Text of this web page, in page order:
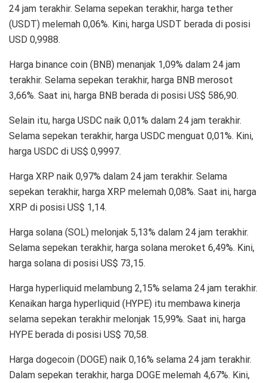
24 jam terakhir. Selama sepekan terakhir, harga tether
(USDT) melemah 0,06%. Kini, harga USDT berada di posisi
USD 0,9988.
Harga binance coin (BNB) menanjak 1,09% dalam 24 jam
terakhir. Selama sepekan terakhir, harga BNB merosot
3,66%. Saat ini, harga BNB berada di posisi US$ 586,90.
Selain itu, harga USDC naik 0,01% dalam 24 jam terakhir.
Selama sepekan terakhir, harga USDC menguat 0,01%. Kini,
harga USDC di US$ 0,9997.
Harga XRP naik 0,97% dalam 24 jam terakhir. Selama
sepekan terakhir, harga XRP melemah 0,08%. Saat ini, harga
XRP di posisi US$ 1,14.
Harga solana (SOL) melonjak 5,13% dalam 24 jam terakhir.
Selama sepekan terakhir, harga solana meroket 6,49%. Kini,
harga solana di posisi US$ 73,15.
Harga hyperliquid melambung 2,15% selama 24 jam terakhir.
Kenaikan harga hyperliquid (HYPE) itu membawa kinerja
selama sepekan terakhir melonjak 15,99%. Saat ini, harga
HYPE berada di posisi US$ 70,58.
Harga dogecoin (DOGE) naik 0,16% selama 24 jam terakhir.
Dalam sepekan terakhir, harga DOGE melemah 4,67%. Kini,